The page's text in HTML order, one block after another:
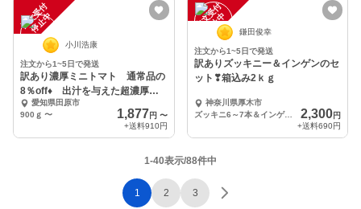
注
文
受
付
停
止
中
小川浩康
注文から1~5日で発送
訳あり濃厚ミニトマト 通常品の
8％off♦ 出汁を与えた超濃厚ミ
ニトマト
愛知県田原市
900ｇ 〜 1,877 円 〜
+送料910円
注
文
受
付
停
止
中 鎌田俊幸
注文から1~5日で発送
訳ありズッキニー＆インゲンのセ
ット❣箱込み2ｋｇ
神奈川県厚木市
ズッキニ6～7本＆インゲン500g
2,300円
+送料690円
1-40表示/88件中
1 2 3